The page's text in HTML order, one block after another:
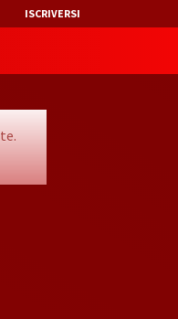
ISCRIVERSI